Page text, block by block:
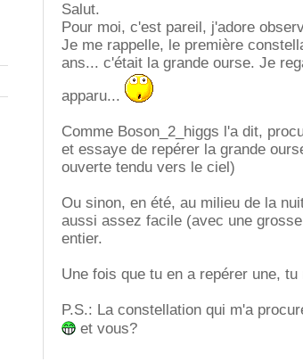
Salut.
Pour moi, c'est pareil, j'adore
Je me rappelle, le première
ans... c'était la grande ourse. Je
apparu...
Comme Boson_2_higgs l'a dit,
et essaye de repérer la grande
ouverte tendu vers le ciel)
Ou sinon, en été, au milieu de la
aussi assez facile (avec une
entier.
Une fois que tu en a repérer une,
P.S.: La constellation qui m'a
et vous?